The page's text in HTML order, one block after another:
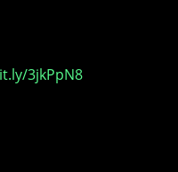
3jkPpN8